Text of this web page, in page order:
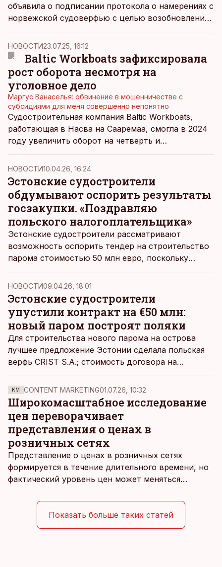
объявила о подписании протокола о намерениях с
норвежской судоверфью с целью возобновления
ее деятельности.
НОВОСТИ23.07.25, 16:12
Baltic Workboats зафиксировала
рост оборота несмотря на
уголовное дело
Маргус Ванаселья: обвинение в мошенничестве с
субсидиями для меня совершенно непонятно
Судостроительная компания Baltic Workboats,
работающая в Насва на Сааремаа, смогла в 2024
году увеличить оборот на четверть и
рассчитывает на продолжение роста и в этом
году, однако возбужденное весной уголовное
дело вызывает беспокойство у исполнительного
директора фирмы.
НОВОСТИ10.04.26, 16:24
Эстонские судостроители
обдумывают оспорить результаты
госзакупки. «Поздравляю
польского налогоплательщика»
Эстонские судостроители рассматривают
возможность оспорить тендер на строительство
парома стоимостью 50 млн евро, поскольку
лучшим участником на данный момент признана
польская верфь.
НОВОСТИ09.04.26, 18:01
Эстонские судостроители
упустили контракт на €50 млн:
новый паром построят поляки
Для строительства нового парома на острова
лучшее предложение Эстонии сделала польская
верфь CRIST S.A.; стоимость договора на
проектирование и строительство составляет 50
млн евро.
KM CONTENT MARKETING01.07.26, 10:32
Широкомасштабное исследование
цен переворачивает
представления о ценах в
розничных сетях
Представление о ценах в розничных сетях
формируется в течение длительного времени, но
фактический уровень цен может меняться
магазинов. Масштабное исследование цен,
проведенное в апреле, проливает свет на
реальную картину уровня цен в крупнейших
Показать больше таких статей